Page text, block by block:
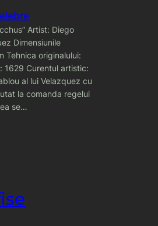
Artist: Diego
Dimensiunile
Tehnica originalului:
1629 Curentul artistic:
al lui Velazquez cu
la comanda regelui
se…